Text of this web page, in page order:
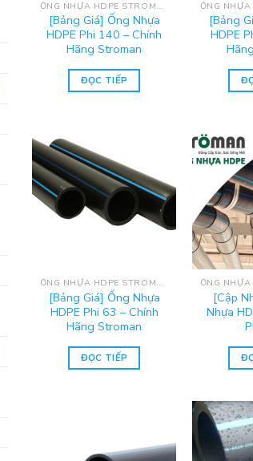
ỐNG NHỰA HDPE STROMAN
[Bảng Giá] Ống Nhựa
HDPE Phi 140 – Chính
Hãng Stroman
ĐỌC TIẾP
[Bảng
HDPE
ỐNG NHỰA HDPE STROMAN
[Bảng Giá] Ống Nhựa
HDPE Phi 63 – Chính
Hãng Stroman
ĐỌC TIẾP
[Cập
Nhựa